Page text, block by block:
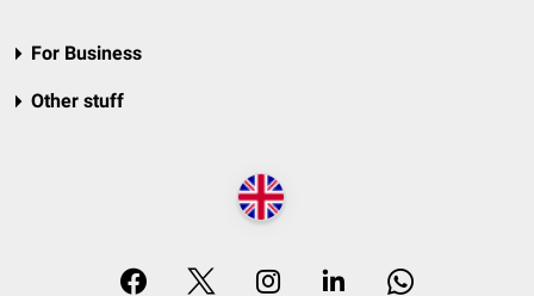
For Business
Other stuff